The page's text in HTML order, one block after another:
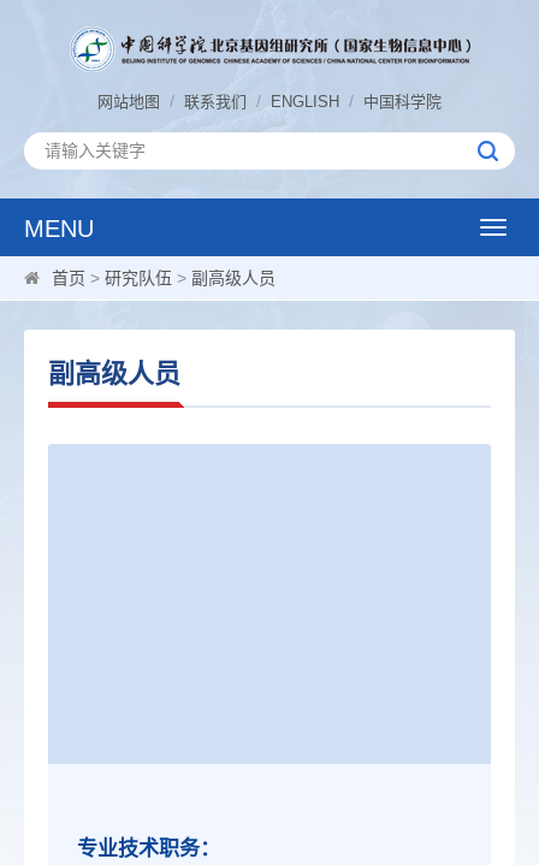
网站地图 / 联系我们 / ENGLISH / 中国科学院
MENU
Toggle
首页 > 研究队伍 > 副高级人员
副高级人员
专业技术职务：